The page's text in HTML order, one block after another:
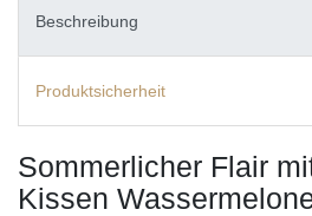
Beschreibung
Produktsicherheit
Sommerlicher Flair
Kissen